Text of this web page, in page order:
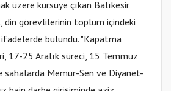
üzere kürsüye çıkan Balıkesir
din görevlilerinin toplum içindeki
bulundu. "Kapatma
17-25 Aralık süreci, 15 Temmuz
sahalarda Memur-Sen ve Diyanet-